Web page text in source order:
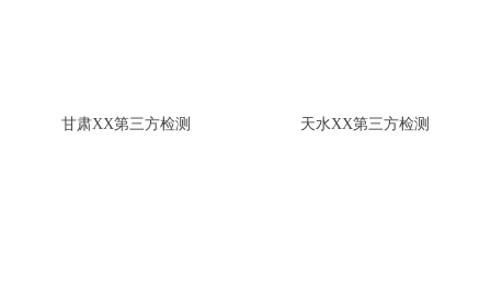
甘肃XX第三方检测 天水XX第三方检测